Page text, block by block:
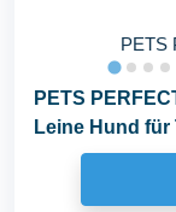
PETS
PETS
Leine Hund
Kleine...